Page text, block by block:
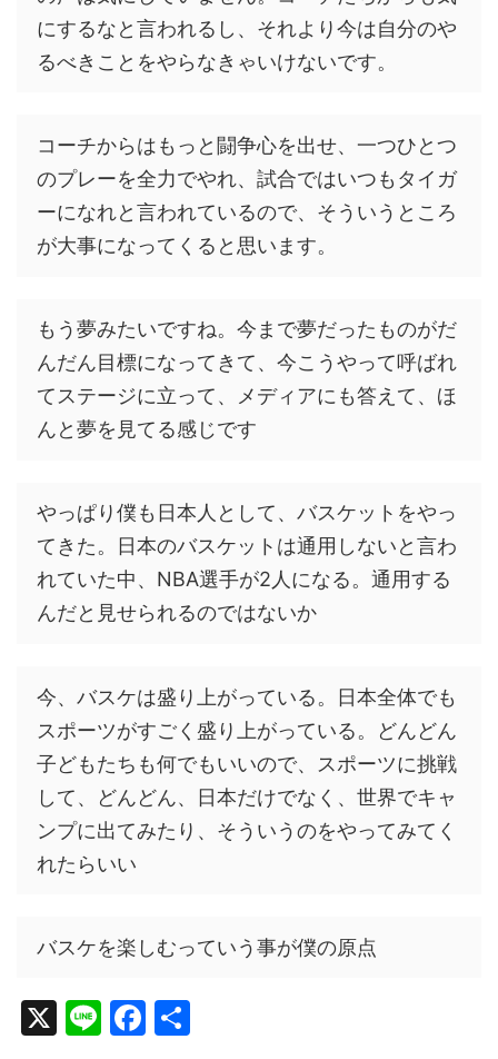
にするなと言われるし、それより今は自分のや
るべきことをやらなきゃいけないです。
コーチからはもっと闘争心を出せ、一つひとつ
のプレーを全力でやれ、試合ではいつもタイガ
ーになれと言われているので、そういうところ
が大事になってくると思います。
もう夢みたいですね。今まで夢だったものがだ
んだん目標になってきて、今こうやって呼ばれ
てステージに立って、メディアにも答えて、ほ
んと夢を見てる感じです
やっぱり僕も日本人として、バスケットをやっ
てきた。日本のバスケットは通用しないと言わ
れていた中、NBA選手が2人になる。通用する
んだと見せられるのではないか
今、バスケは盛り上がっている。日本全体でも
スポーツがすごく盛り上がっている。どんどん
子どもたちも何でもいいので、スポーツに挑戦
して、どんどん、日本だけでなく、世界でキャ
ンプに出てみたり、そういうのをやってみてく
れたらいい
バスケを楽しむっていう事が僕の原点
X
Li F